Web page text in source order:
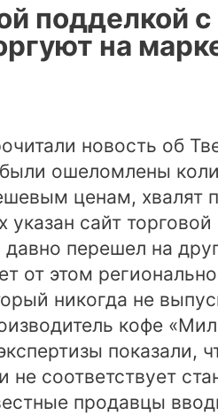
подделкой с
на
новость об
ошеломлены
ценам, хвалят
указан сайт
перешел на
от этом
никогда не
кофе
показали,
соответствует
продавцы